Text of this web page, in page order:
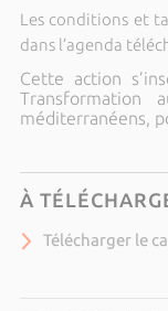
Les conditions et
dans l’agenda
Cette action
Transformation
méditerranéens,
À
Télécharger le